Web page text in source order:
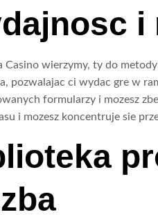
i
Casino wierzymy, ty do
pozwalajac ci wydac gre w
formularzy i mozesz
i mozesz koncentruje sie